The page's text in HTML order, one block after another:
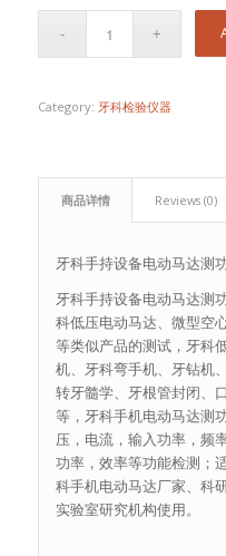
Category: 牙科检验仪器
商品详情 Reviews (0)
牙科手持设备电动马达测
牙科手持设备电动马达测
科低压电动马达、微型空
等类似产品的测试，牙科
机、牙科弯手机、牙钻机
转牙髓学、牙根管封闭、
等，牙科手机电动马达测
压，电流，输入功率，频
功率，效率等功能检测；
科手机电动马达厂家、科
实验室研究机构使用。